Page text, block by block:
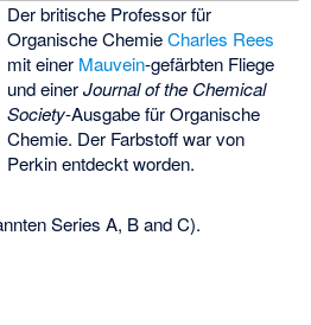
Der britische Professor für
Organische ChemieCharles Rees
mit einer Mauvein-gefärbten Fliege
und einerJournal of the Chemical
Society-Ausgabe für Organische
Chemie. Der Farbstoff war von
Perkin entdeckt worden.
Series A, B and C).